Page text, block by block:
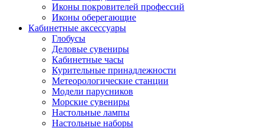
Иконы покровителей профессий
Иконы оберегающие
Кабинетные аксессуары
Глобусы
Деловые сувениры
Кабинетные часы
Курительные принадлежности
Метеорологические станции
Модели парусников
Морские сувениры
Настольные лампы
Настольные наборы